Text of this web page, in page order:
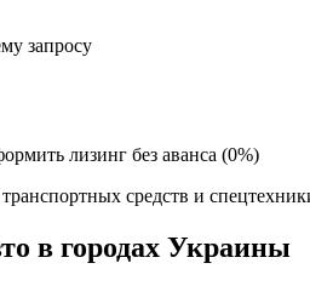
запросу
лизинг без аванса (0%)
средств и
в городах Украины